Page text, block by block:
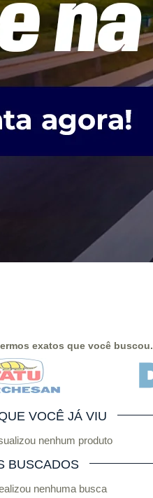
exatos que você buscou.
VOCÊ JÁ VIU
nenhum produto
BUSCADOS
nenhuma busca